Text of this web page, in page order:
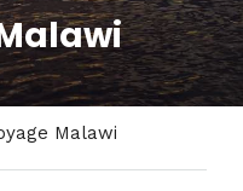
Malawi